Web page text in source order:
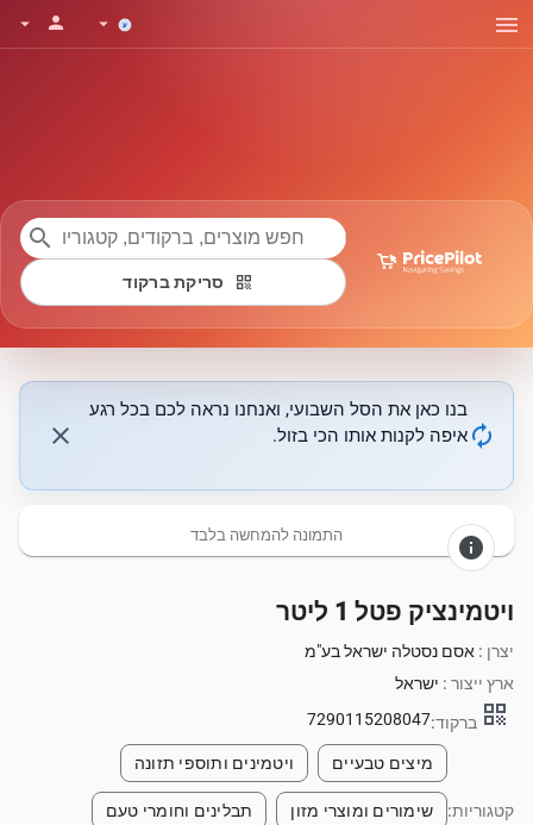
menu
arrow_drop_down
person
arrow_drop_down
search
qr_code סריקת ברקוד
autorenew
בנו כאן את הסל השבועי, ואנחנו נראה לכם בכל רגע
איפה לקנות אותו הכי בזול.
close
info התמונה להמחשה בלבד
ויטמינציק פטל 1 ליטר
יצרן : אסם נסטלה ישראל בע"מ
ארץ ייצור : ישראל
qr_code ברקוד:7290115208047
קטגוריות:
מיצים טבעיים ויטמינים ותוספי תזונה
שימורים ומוצרי מזון תבלינים וחומרי טעם